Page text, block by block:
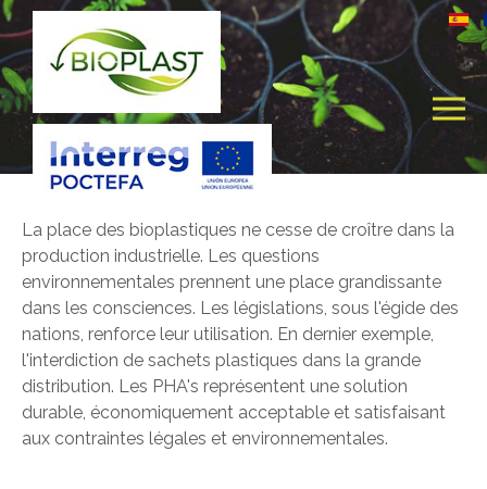
La place des bioplastiques ne cesse de croître dans la
production industrielle. Les questions
environnementales prennent une place grandissante
dans les consciences. Les législations, sous l'égide des
nations, renforce leur utilisation. En dernier exemple,
l'interdiction de sachets plastiques dans la grande
distribution. Les PHA's représentent une solution
durable, économiquement acceptable et satisfaisant
aux contraintes légales et environnementales.